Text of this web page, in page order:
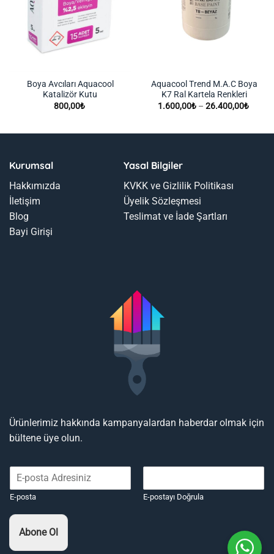
Boya Avcıları Aquacool
Katalizör Kutu
800,00₺
Aquacool Trend M.A.C Boya
K7 Ral Kartela Renkleri
1.600,00₺ – 26.400,00₺Fiyat
Kurumsal
Hakkımızda
İletişim
Blog
Bayi Girişi
Yasal Bilgiler
KVKK ve Gizlilik Politikası
Üyelik Sözleşmesi
Teslimat ve İade Şartları
Ürünlerimiz hakkında kampanyalardan haberdar olmak için
bültene üye olun.
E-posta E-postayı Doğrula
Abone Ol